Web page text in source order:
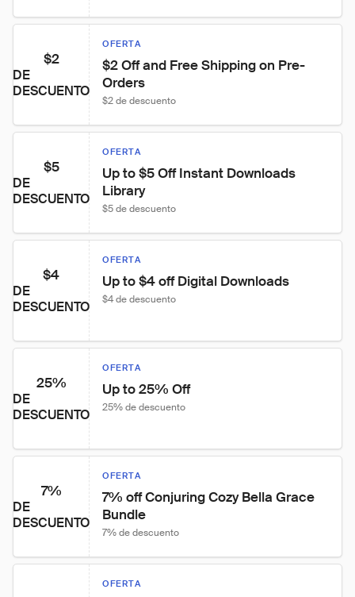
$2
DE
DESCUENTO
OFERTA
$2 Off and Free Shipping on Pre-
Orders
$2 de descuento
$5
DE
DESCUENTO
OFERTA
Up to $5 Off Instant Downloads
Library
$5 de descuento
$4
DE
DESCUENTO
OFERTA
Up to $4 off Digital Downloads
$4 de descuento
25%
DE
DESCUENTO
OFERTA
Up to 25% Off
25% de descuento
7%
DE
DESCUENTO
OFERTA
7% off Conjuring Cozy Bella Grace
Bundle
7% de descuento
OFERTA